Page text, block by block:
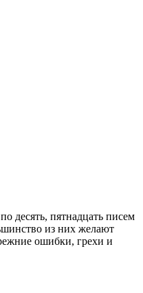
десять, пятнадцать писем
из них желают
ошибки, грехи и